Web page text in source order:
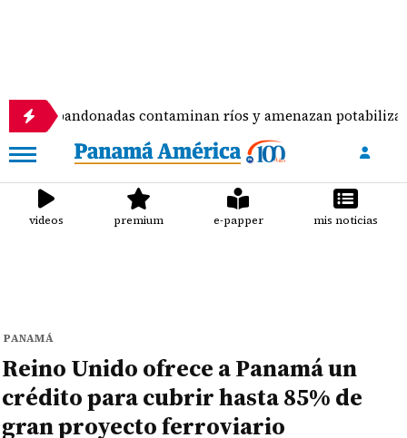
contaminan ríos y amenazan potabilizadora en
videos premium e-papper mis noticias
PANAMÁ
Reino Unido ofrece a Panamá un
crédito para cubrir hasta 85% de
gran proyecto ferroviario